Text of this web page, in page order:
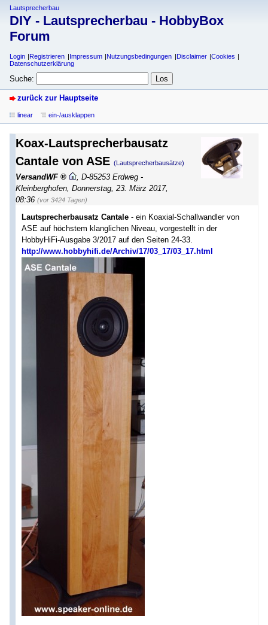
Lautsprecherbau
DIY - Lautsprecherbau - HobbyBox
Forum
Login Registrieren Impressum Nutzungsbedingungen Disclaimer
Cookies
Datenschutzerklärung
Suche:
zurück zur Hauptseite
linear ein-/ausklappen
Koax-Lautsprecherbausatz
Cantale von ASE (Lautsprecherbausätze)
VersandWF
D-85253 Erdweg -
Kleinberghofen Donnerstag, 23. März 2017,
08:36 (vor 3424 Tagen)
Lautsprecherbausatz Cantale - ein Koaxial-Schallwandler von
ASE auf höchstem klanglichen Niveau, vorgestellt in der
HobbyHiFi-Ausgabe 3/2017 auf den Seiten 24-33.
http://www.hobbyhifi.de/Archiv/17/03_17/03_17.html